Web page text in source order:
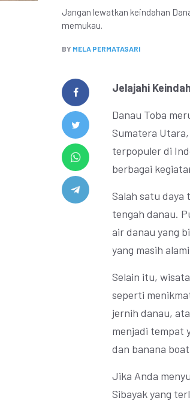
Jangan lewatkan keindahan
memukau.
BY MELA PERMATASARI
Jelajahi
Danau Toba
Sumatera
terpopuler di
berbagai
Salah satu daya
tengah danau.
air danau yang
yang masih
Selain itu,
seperti
jernih danau,
menjadi tempat
dan banana
Jika Anda
Sibayak yang